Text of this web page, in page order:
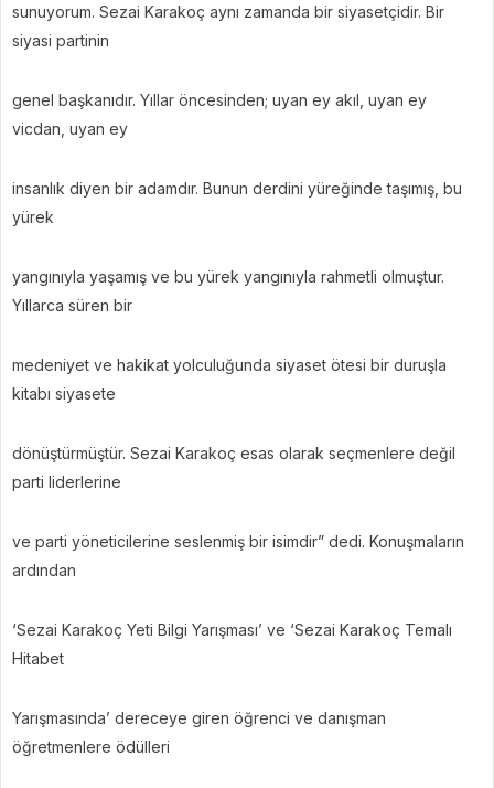
sunuyorum. Sezai Karakoç aynı zamanda bir siyasetçidir. Bir
siyasi partinin
genel başkanıdır. Yıllar öncesinden; uyan ey akıl, uyan ey
vicdan, uyan ey
insanlık diyen bir adamdır. Bunun derdini yüreğinde taşımış, bu
yürek
yangınıyla yaşamış ve bu yürek yangınıyla rahmetli olmuştur.
Yıllarca süren bir
medeniyet ve hakikat yolculuğunda siyaset ötesi bir duruşla
kitabı siyasete
dönüştürmüştür. Sezai Karakoç esas olarak seçmenlere değil
parti liderlerine
ve parti yöneticilerine seslenmiş bir isimdir” dedi. Konuşmaların
ardından
‘Sezai Karakoç Yeti Bilgi Yarışması’ ve ‘Sezai Karakoç Temalı
Hitabet
Yarışmasında’ dereceye giren öğrenci ve danışman
öğretmenlere ödülleri